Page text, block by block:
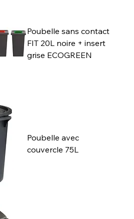
Poubelle sans contact
FIT 20L noire + insert
grise ECOGREEN
Poubelle avec
couvercle 75L